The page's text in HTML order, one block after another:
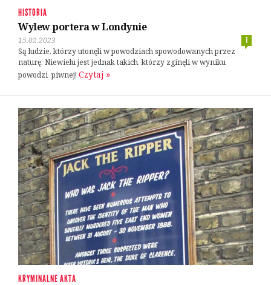
HISTORIA
Wylew portera w Londynie
15.02.2023
1
Są ludzie, którzy utonęli w powodziach spowodowanych przez
naturę. Niewielu jest jednak takich, którzy zginęli w wyniku
powodzi piwnej! Czytaj »
KRYMINALNE AKTA